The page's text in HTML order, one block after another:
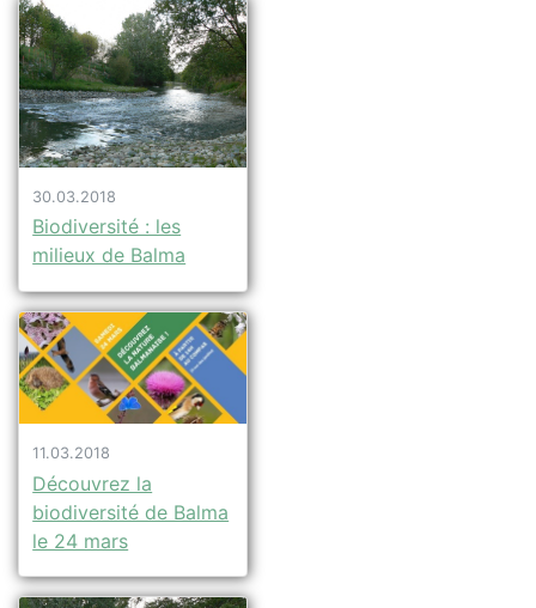
30.03.2018
Biodiversité : les
milieux de Balma
11.03.2018
Découvrez la
biodiversité de Balma
le 24 mars